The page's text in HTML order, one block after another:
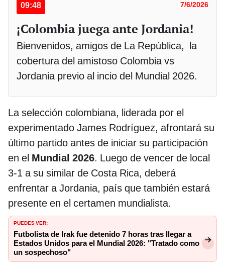
09:48 7/6/2026
¡Colombia juega ante Jordania!
Bienvenidos, amigos de La República, la
cobertura del amistoso Colombia vs
Jordania previo al incio del Mundial 2026.
La selección colombiana, liderada por el
experimentado James Rodríguez, afrontará su
último partido antes de iniciar su participación
en el Mundial 2026. Luego de vencer de local
3-1 a su similar de Costa Rica, deberá
enfrentar a Jordania, país que también estará
presente en el certamen mundialista.
PUEDES VER:
Futbolista de Irak fue detenido 7 horas tras llegar a
Estados Unidos para el Mundial 2026: "Tratado como
un sospechoso"